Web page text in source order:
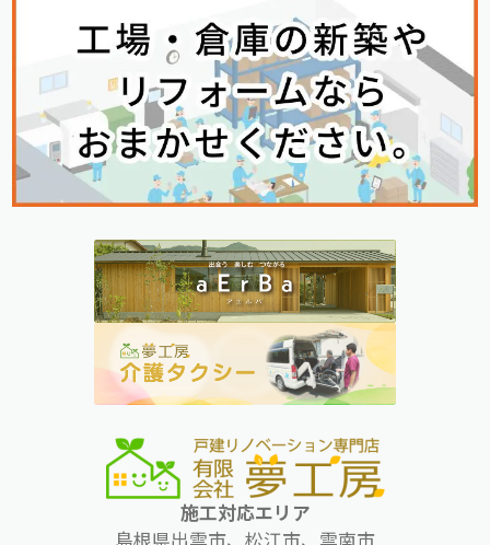
施工対応エリア